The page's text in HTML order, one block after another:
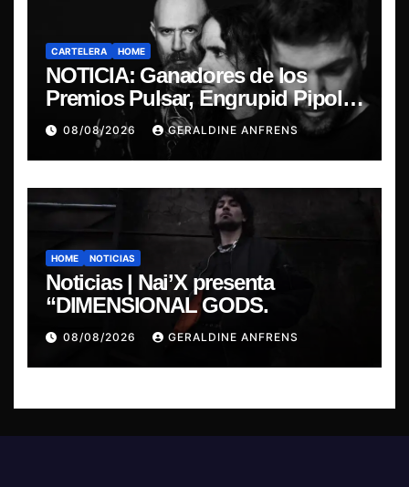
CARTELERA HOME
NOTICIA: Ganadores de los
Premios Pulsar, Engrupid Pipol
presentan show exclusivo.
08/08/2026 GERALDINE ANFRENS
HOME NOTICIAS
Noticias | Nai’X presenta
“DIMENSIONAL GODS.
08/08/2026 GERALDINE ANFRENS